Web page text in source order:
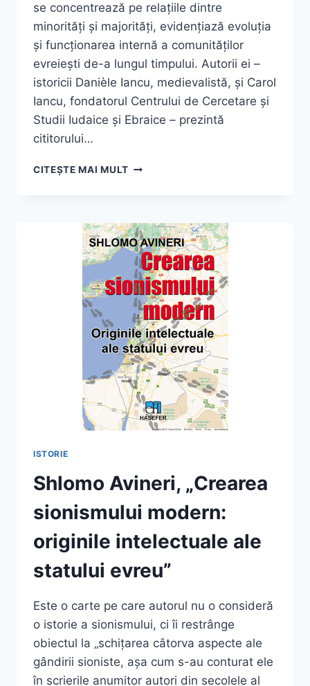
se concentrează pe relațiile dintre
minorități și majorități, evidențiază evoluția
și funcționarea internă a comunităților
evreiești de-a lungul timpului. Autorii ei –
istoricii Danièle Iancu, medievalistă, și Carol
Iancu, fondatorul Centrului de Cercetare și
Studii Iudaice și Ebraice – prezintă
cititorului…
CITEȘTE MAI MULTDANIÈLE
„EVREII
DIN
FRANȚA
MERIDIONALĂ.
O
ISTORIE
MILENARĂ”
ISTORIE
Shlomo Avineri, „Crearea
sionismului modern:
originile intelectuale ale
statului evreu”
Este o carte pe care autorul nu o consideră
o istorie a sionismului, ci îi restrânge
obiectul la „schițarea câtorva aspecte ale
gândirii sioniste, așa cum s-au conturat ele
în scrierile anumitor autori din secolele al